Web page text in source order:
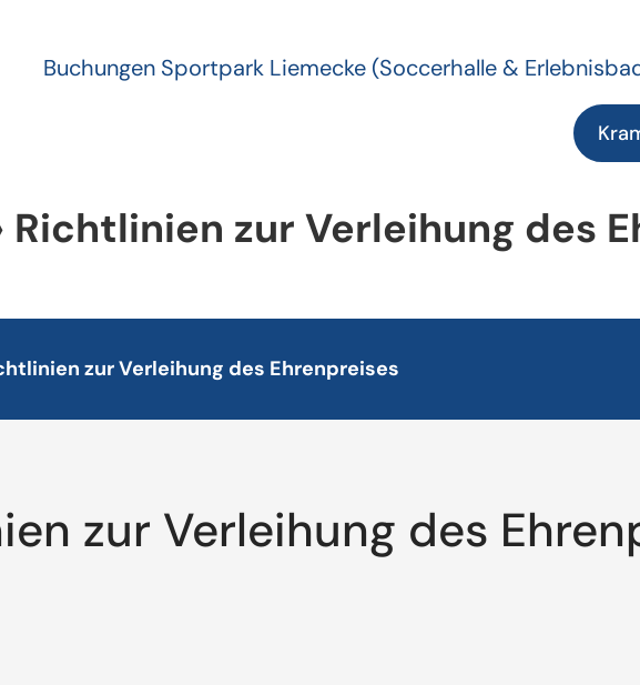
Buchungen Sportpark Liemecke (Soccerhalle &
Richtlinien zur Verleihung des
zur Verleihung des Ehrenpreises
zur Verleihung des